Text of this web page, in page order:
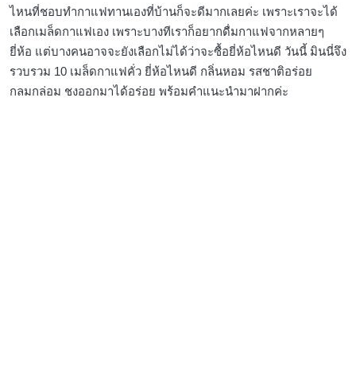
ไหนที่ชอบทำกาแฟทานเองที่บ้านก็จะดีมากเลยค่ะ เพราะเราจะได้
เลือกเมล็ดกาแฟเอง เพราะบางทีเราก็อยากดื่มกาแฟจากหลายๆ
ยี่ห้อ แต่บางคนอาจจะยังเลือกไม่ได้ว่าจะซื้อยี่ห้อไหนดี วันนี้ มินนี่จึง
รวบรวม 10 เมล็ดกาแฟคั่ว ยี่ห้อไหนดี กลิ่นหอม รสชาติอร่อย
กลมกล่อม ชงออกมาได้อร่อย พร้อมคำแนะนำมาฝากค่ะ